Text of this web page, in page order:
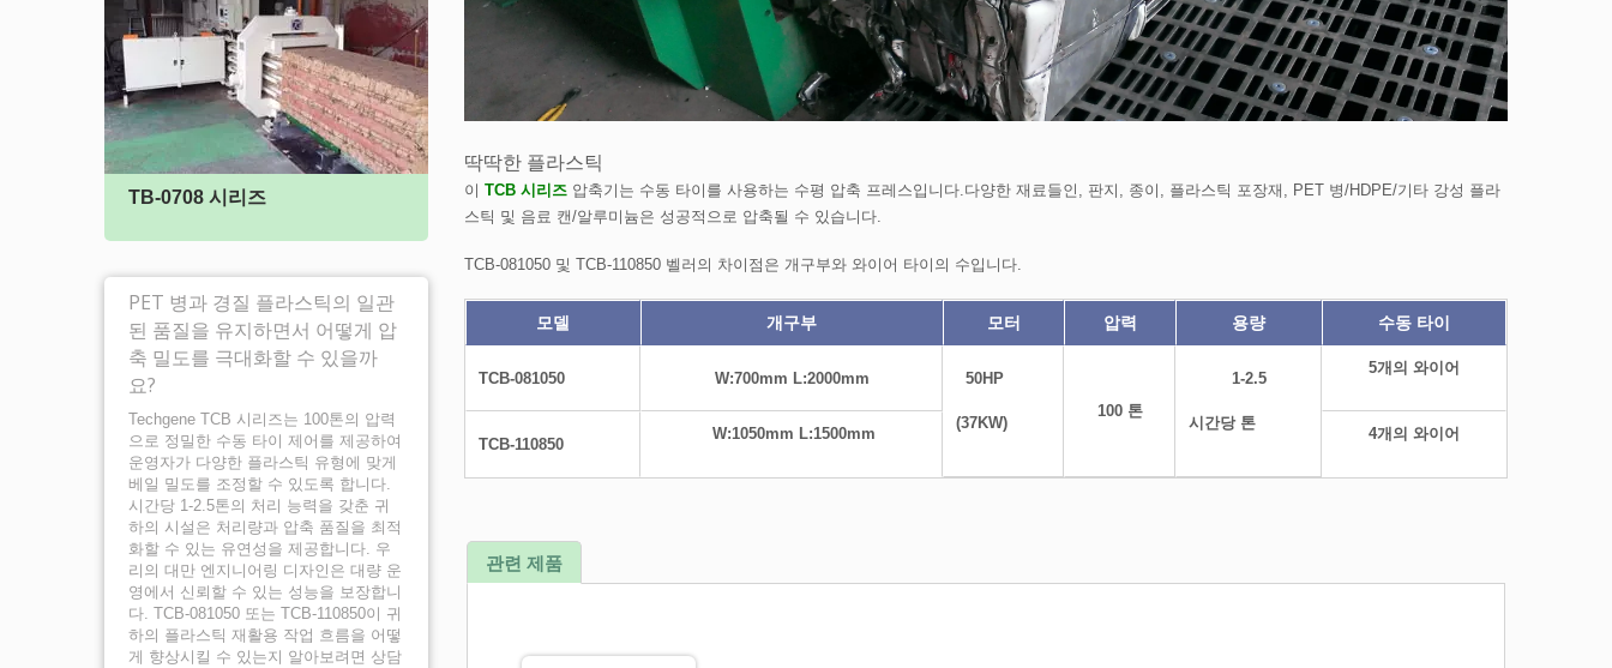
TB-0708 시리즈 TB-0505 시리즈 TB-1011 시리즈 TB-0708 시리즈
PET 병과 경질 플라스틱의 일관
된 품질을 유지하면서 어떻게 압
축 밀도를 극대화할 수 있을까
요?
Techgene TCB 시리즈는 100톤의 압력
으로 정밀한 수동 타이 제어를 제공하여
운영자가 다양한 플라스틱 유형에 맞게
베일 밀도를 조정할 수 있도록 합니다.
시간당 1-2.5톤의 처리 능력을 갖춘 귀
하의 시설은 처리량과 압축 품질을 최적
화할 수 있는 유연성을 제공합니다. 우
리의 대만 엔지니어링 디자인은 대량 운
영에서 신뢰할 수 있는 성능을 보장합니
다. TCB-081050 또는 TCB-110850이 귀
하의 플라스틱 재활용 작업 흐름을 어떻
게 향상시킬 수 있는지 알아보려면 상담
딱딱한 플라스틱
이 TCB 시리즈 압축기는 수동 타이를 사용하는 수평 압축 프레스입니다.다양한 재료들인, 판지, 종이, 플라스틱 포장재, PET 병/HDPE/기타 강성 플라
스틱 및 음료 캔/알루미늄은 성공적으로 압축될 수 있습니다.
TCB-081050 및 TCB-110850 벨러의 차이점은 개구부와 와이어 타이의 수입니다.
모델 개구부 모터 압력 용량 수동 타이
TCB-081050 W:700mm L:2000mm 50HP
(37KW)
100 톤
1-2.5
시간당 톤
5개의 와이어
TCB-110850
W:1050mm L:1500mm 4개의 와이어
관련 제품